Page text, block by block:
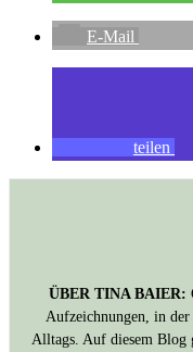
E-Mail
teilen
ÜBER TINA BAIER:
Aufzeichnungen, in
Alltags. Auf diesem Blog